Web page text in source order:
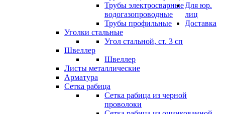
Трубы электросварные
водогазопроводные
Трубы профильные
Уголки стальные
Угол стальной, ст. 3 сп
Швеллер
Швеллер
Листы металлические
Арматура
Сетка рабица
Сетка рабица из черной
проволоки
Для юр.
лиц
Доставка